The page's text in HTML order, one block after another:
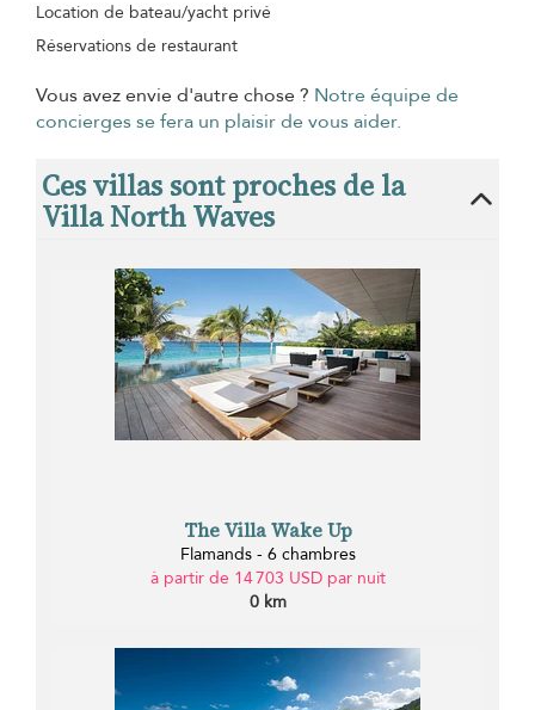
Location de bateau/yacht privé
Réservations de restaurant
Vous avez envie d'autre chose ? Notre équipe de
concierges se fera un plaisir de vous aider.
Ces villas sont proches de la
Villa North Waves
The Villa Wake Up
Flamands - 6 chambres
à partir de 14 703 USD par nuit
0 km